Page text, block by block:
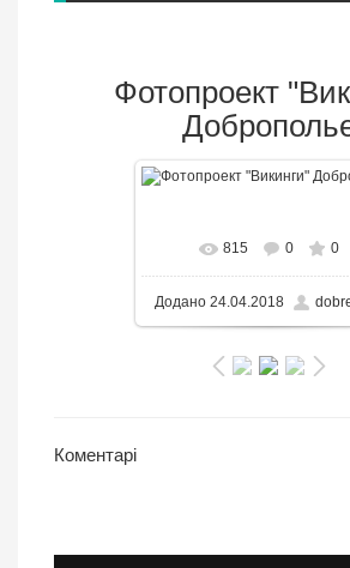
Фотопроект
138.6KB
815 0 0
Додано 24.04.2018
Коментарі